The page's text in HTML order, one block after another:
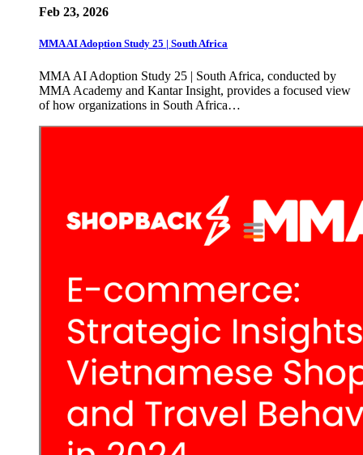
Feb 23, 2026
MMA AI Adoption Study 25 | South Africa
MMA AI Adoption Study 25 | South Africa, conducted by
MMA Academy and Kantar Insight, provides a focused view
of how organizations in South Africa…